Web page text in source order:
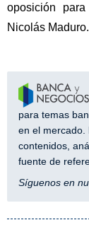
oposición
Nicolás Maduro.
para temas
en el mercado.
contenidos,
fuente de
Síguenos en